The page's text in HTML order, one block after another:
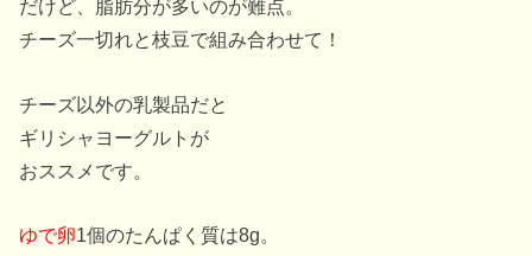
だけど、脂肪分が多いのが難点。
チーズ一切れと枝豆で組み合わせて！
チーズ以外の乳製品だと
ギリシャヨーグルトが
おススメです。
ゆで卵1個のたんぱく質は8g。